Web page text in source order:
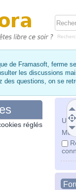
de Framasoft, ferme
les discussions
des questions, on se
Mot
réglés